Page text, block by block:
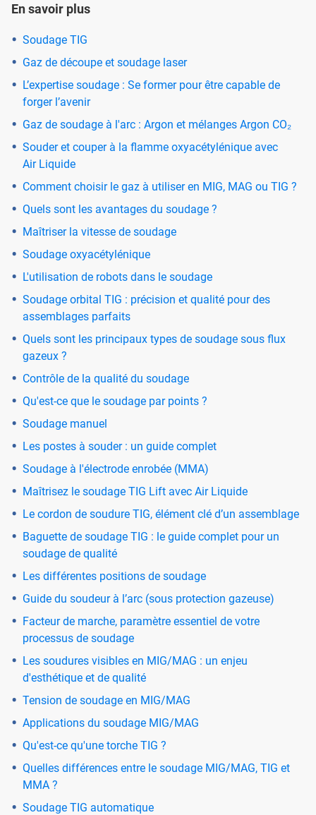
En savoir plus
Soudage TIG
Gaz de découpe et soudage laser
L’expertise soudage : Se former pour être capable de
forger l’avenir
Gaz de soudage à l'arc : Argon et mélanges Argon CO₂
Souder et couper à la flamme oxyacétylénique avec
Air Liquide
Comment choisir le gaz à utiliser en MIG, MAG ou TIG ?
Quels sont les avantages du soudage ?
Maîtriser la vitesse de soudage
Soudage oxyacétylénique
L'utilisation de robots dans le soudage
Soudage orbital TIG : précision et qualité pour des
assemblages parfaits
Quels sont les principaux types de soudage sous flux
gazeux ?
Contrôle de la qualité du soudage
Qu'est-ce que le soudage par points ?
Soudage manuel
Les postes à souder : un guide complet
Soudage à l'électrode enrobée (MMA)
Maîtrisez le soudage TIG Lift avec Air Liquide
Le cordon de soudure TIG, élément clé d’un assemblage
Baguette de soudage TIG : le guide complet pour un
soudage de qualité
Les différentes positions de soudage
Guide du soudeur à l’arc (sous protection gazeuse)
Facteur de marche, paramètre essentiel de votre
processus de soudage
Les soudures visibles en MIG/MAG : un enjeu
d'esthétique et de qualité
Tension de soudage en MIG/MAG
Applications du soudage MIG/MAG
Qu'est-ce qu'une torche TIG ?
Quelles différences entre le soudage MIG/MAG, TIG et
MMA ?
Soudage TIG automatique